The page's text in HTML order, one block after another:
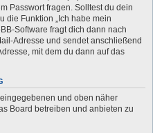
Passwort fragen. Solltest du dein
die Funktion „Ich habe mein
Software fragt dich dann nach
Adresse und sendet anschließend
mit dem du dann auf das
und oben näher
Board betreiben und anbieten zu